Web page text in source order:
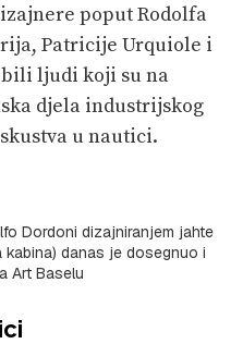
poput Rodolfa
Patricije Urquiole i
bili ljudi koji su na
djela industrijskog
u nautici.
Dordoni dizajniranjem jahte
danas je dosegnuo i
Art Baselu